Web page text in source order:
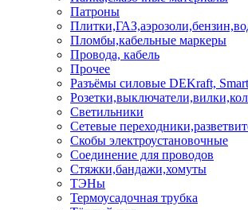
Патроны
Пломбы,кабельные маркеры
Провода, кабель
Прочее
Разъёмы силовые DEKraft,
Светильники
Сетевые
Скобы электроустановочные
Соединение для проводов
Стяжки,бандажи,хомуты
ТЭНы
Термоусадочная трубка